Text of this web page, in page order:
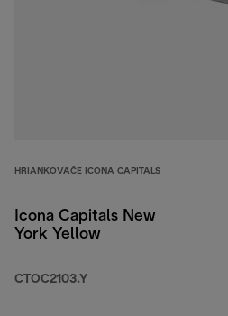
HRIANKOVAČE ICONA CAPITALS
Icona Capitals New
York Yellow
CTOC2103.Y